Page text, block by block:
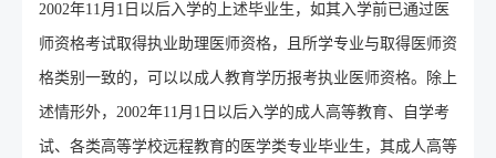
2002年11月1日以后入学的上述毕业生，如其入学前已通过医
师资格考试取得执业助理医师资格，且所学专业与取得医师资
格类别一致的，可以以成人教育学历报考执业医师资格。除上
述情形外，2002年11月1日以后入学的成人高等教育、自学考
试、各类高等学校远程教育的医学类专业毕业生，其成人高等